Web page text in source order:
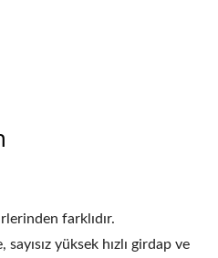
farklıdır.
yüksek hızlı girdap ve